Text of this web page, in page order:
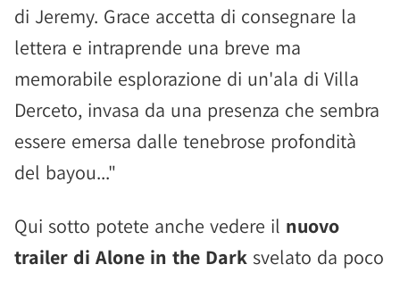
di Jeremy. Grace accetta di consegnare la
lettera e intraprende una breve ma
memorabile esplorazione di un'ala di Villa
Derceto, invasa da una presenza che sembra
essere emersa dalle tenebrose profondità
del bayou..."
Qui sotto potete anche vedere il nuovo
trailer di Alone in the Dark svelato da poco